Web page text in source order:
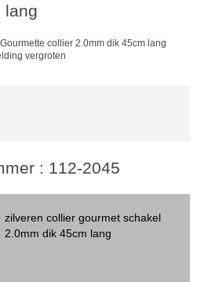
lang
vergroten
: 112-2045
zilveren collier gourmet schakel
2.0mm dik 45cm lang